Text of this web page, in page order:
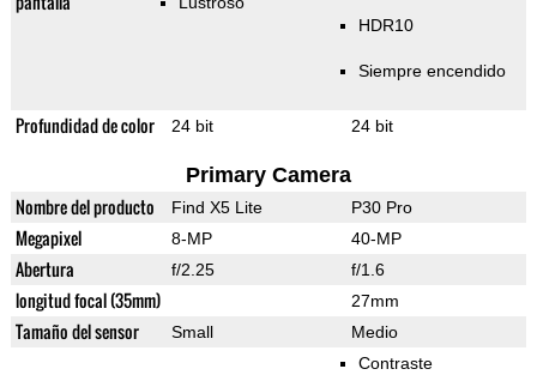
HDR10
Siempre encendido
Profundidad de color 24 bit 24 bit
Primary Camera
Nombre del producto Find X5 Lite P30 Pro
Megapixel 8-MP 40-MP
Abertura f/2.25 f/1.6
longitud focal (35mm) 27mm
Tamaño del sensor Small Medio
Contraste